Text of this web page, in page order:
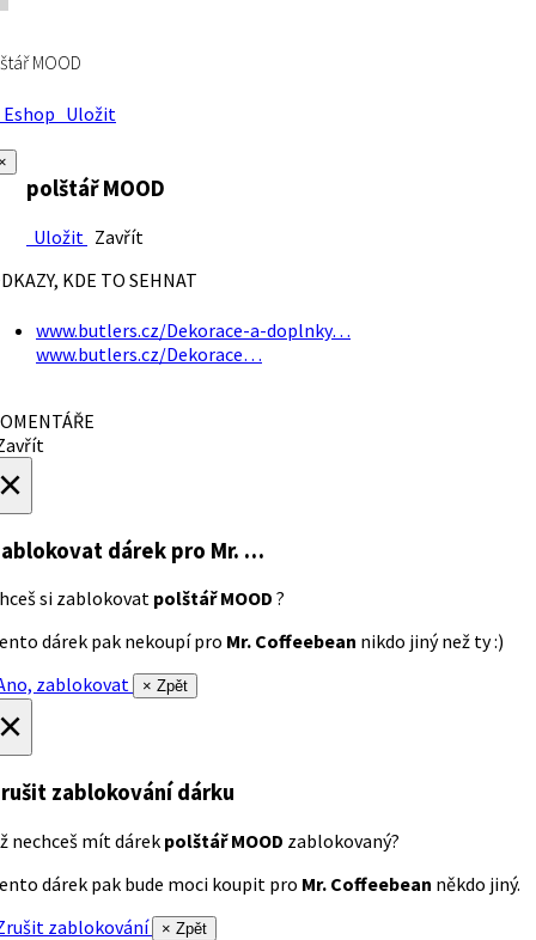
MOOD
Uložit
polštář MOOD
Uložit Zavřít
KDE TO SEHNAT
www.butlers.cz/Dekorace-a-doplnky…
www.butlers.cz/Dekorace…
dárek pro Mr. …
si zablokovat polštář MOOD ?
dárek pak nekoupí pro Mr. Coffeebean nikdo jiný než ty :)
zablokovat
× Zpět
zablokování dárku
nechceš mít dárek polštář MOOD zablokovaný?
dárek pak bude moci koupit pro Mr. Coffeebean někdo jiný.
zablokování
× Zpět